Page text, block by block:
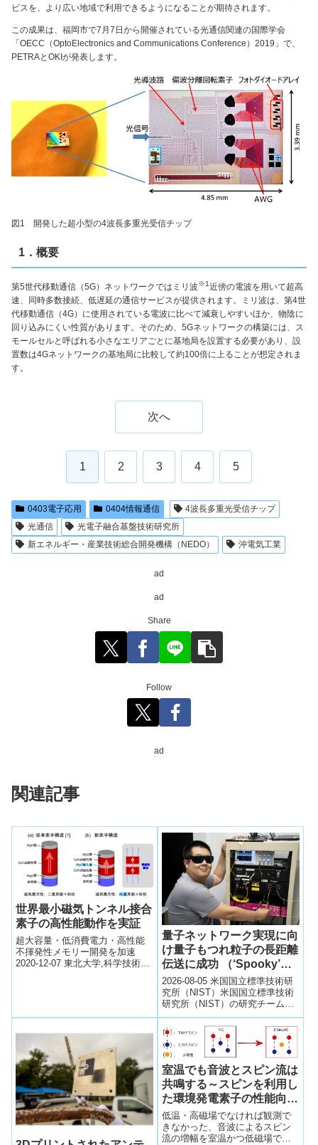
ビスを、より広い地域で利用できるようになることが期待されます。
この成果は、福岡市で7月7日から開催されている光通信関連の国際学会
「OECC（OptoElectronics and Communications Conference）2019」で、
PETRAとOKIが発表します。
図1 開発した超小型の4波長多重光受信チップ
1．概要
第5世代移動通信（5G）ネットワークではミリ波※1近傍の電波を用いて超高
速、同時多数接続、低遅延の通信サービスが提供されます。ミリ波は、第4世
代移動通信（4G）に使用されている電波に比べて減衰しやすいほか、物陰に
回り込みにくい性質があります。そのため、5Gネットワークの構築には、ス
モールセルと呼ばれる小さなエリアごとに基地局を設置する必要があり、設
置数は4Gネットワークの基地局に比較して約100倍に上ることが想定されま
す。
次へ
1 2 3 4 5
0403電子応用 0404情報通信
4波長多重光受信チップ
光通信
光電子融合基盤技術研究所
新エネルギー・産業技術総合開発機構（NEDO）
沖電気工業
ad
ad
Share
Follow
ad
関連記事
世界最小磁気トンネル接合
素子の高性能動作を実証
超大容量・低消費電力・高性能
不揮発性メモリー開発を加速
2020-12-07 東北大学,科学技術振
量子ネットワーク実現に向
け量子もつれ粒子の長距離
伝送に成功 （‘Spooky’
Particles Transit DC
Suburbs, a Step Toward
a Quantum Network） を
選択 量子ネットワーク実
現に向け量子もつれ粒子の
長距離伝送に成功
（‘Spooky’ Particles
Transit DC Suburbs, a
Step Toward a Quantum
Network）
2026-08-05 米国国立標準技術研
究所（NIST）米国国立標準技術
研究所（NIST）の研究チーム
は、量子ネットワーク実現に向
けた実証実験として、ワシント
ン...
室温でも音波とスピン流は
共鳴する～スピンを利用し
た環境発電素子の性能向上
に期待～
低温・高磁場でなければ観測で
きなかった、音波によるスピン
流の増幅を室温かつ低磁場で実